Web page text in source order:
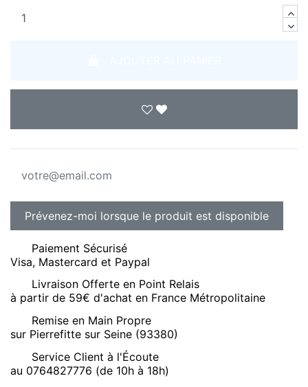
Paiement Sécurisé
Visa, Mastercard et Paypal
Livraison Offerte en Point Relais
à partir de 59€ d'achat en France Métropolitaine
Remise en Main Propre
sur Pierrefitte sur Seine (93380)
Service Client à l'Écoute
au 0764827776 (de 10h à 18h)